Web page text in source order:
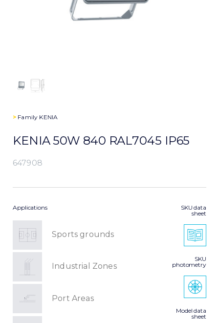
> Family KENIA
KENIA 50W 840 RAL7045 IP65
647908
Applications
Sports grounds
Industrial Zones
Port Areas
SKU data
sheet
SKU
photometry
Model data
sheet